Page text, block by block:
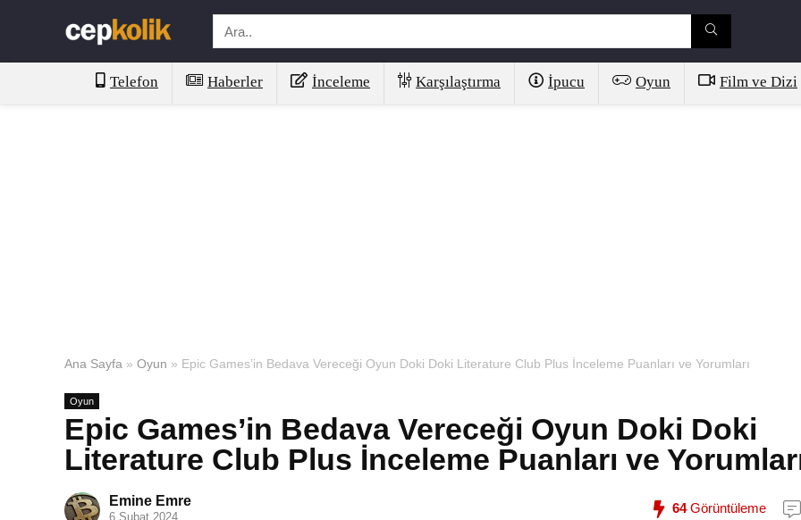
Telefon Haberler İnceleme Karşılaştırma İpucu Oyun Film ve Dizi
Ana Sayfa » Oyun » Epic Games’in Bedava Vereceği Oyun Doki Doki Literature Club Plus İnceleme Puanları ve Yorumları
Oyun
Epic Games’in Bedava Vereceği Oyun Doki Doki
Literature Club Plus İnceleme Puanları ve
Emine Emre
6 Şubat 2024
64Görüntüleme